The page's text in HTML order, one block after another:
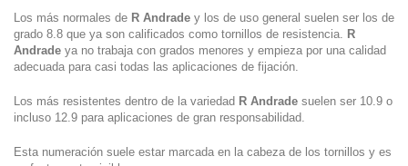
Los más normales de R Andrade y los de uso general suelen ser los de
grado 8.8 que ya son calificados como tornillos de resistencia. R
Andrade ya no trabaja con grados menores y empieza por una calidad
adecuada para casi todas las aplicaciones de fijación.
Los más resistentes dentro de la variedad R Andrade suelen ser 10.9 o
incluso 12.9 para aplicaciones de gran responsabilidad.
Esta numeración suele estar marcada en la cabeza de los tornillos y es